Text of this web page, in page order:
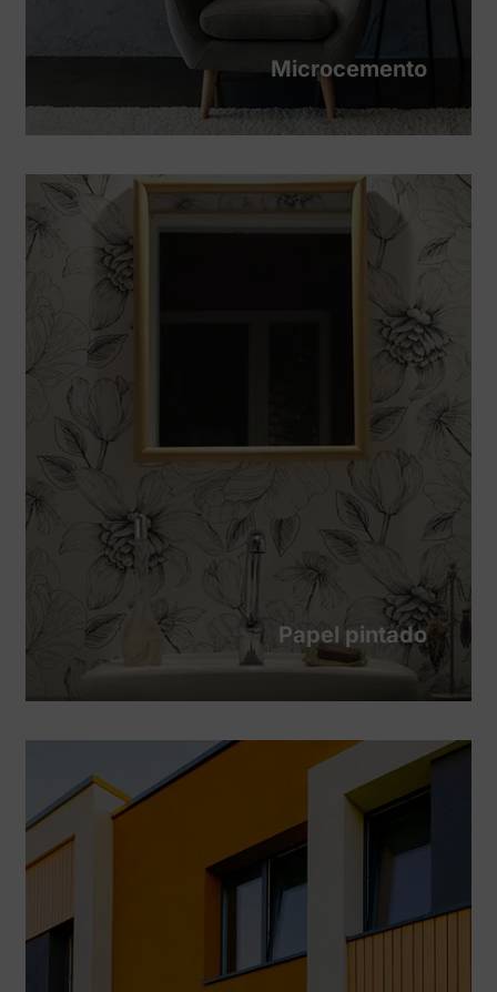
Microcemento
Papel pintado